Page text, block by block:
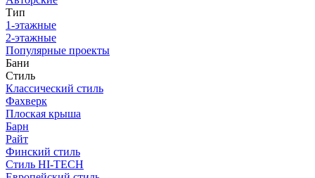
Тип
1-этажные
2-этажные
Популярные проекты
Бани
Стиль
Классический стиль
Фахверк
Плоская крыша
Барн
Райт
Финский стиль
Стиль HI-TECH